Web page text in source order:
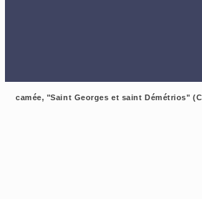
camée, "Saint Georges et saint Démétrios"